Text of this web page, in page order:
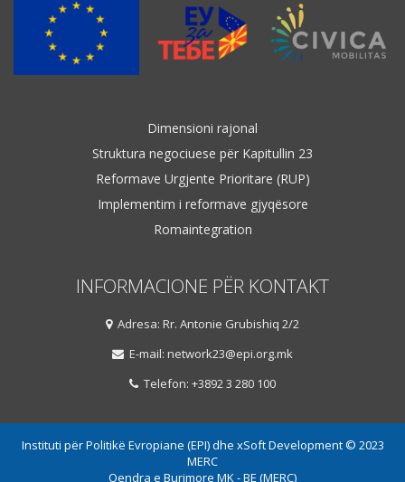
Dimensioni rajonal
Struktura negociuese për Kapitullin 23
Reformave Urgjente Prioritare (RUP)
Implementim i reformave gjyqësore
Romaintegration
INFORMACIONE PËR KONTAKT
Adresa: Rr. Antonie Grubishiq 2/2
E-mail: network23@epi.org.mk
Telefon: +3892 3 280 100
Instituti për Politikë Evropiane (EPI) dhe xSoft Development © 2023
MERC
Qendra e Burimore MK - BE (MERC)